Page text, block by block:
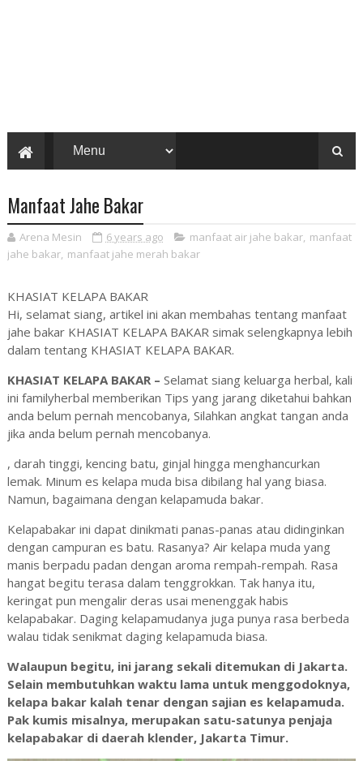
Manfaat Jahe Bakar
Arena Mesin 6 years ago manfaat air jahe bakar, manfaat
jahe bakar, manfaat jahe merah bakar
KHASIAT KELAPA BAKAR
Hi, selamat siang, artikel ini akan membahas tentang manfaat
jahe bakar KHASIAT KELAPA BAKAR simak selengkapnya lebih
dalam tentang KHASIAT KELAPA BAKAR.
KHASIAT KELAPA BAKAR – Selamat siang keluarga herbal, kali
ini familyherbal memberikan Tips yang jarang diketahui bahkan
anda belum pernah mencobanya, Silahkan angkat tangan anda
jika anda belum pernah mencobanya.
, darah tinggi, kencing batu, ginjal hingga menghancurkan
lemak. Minum es kelapa muda bisa dibilang hal yang biasa.
Namun, bagaimana dengan kelapamuda bakar.
Kelapabakar ini dapat dinikmati panas-panas atau didinginkan
dengan campuran es batu. Rasanya? Air kelapa muda yang
manis berpadu padan dengan aroma rempah-rempah. Rasa
hangat begitu terasa dalam tenggrokkan. Tak hanya itu,
keringat pun mengalir deras usai menenggak habis
kelapabakar. Daging kelapamudanya juga punya rasa berbeda
walau tidak senikmat daging kelapamuda biasa.
Walaupun begitu, ini jarang sekali ditemukan di Jakarta.
Selain membutuhkan waktu lama untuk menggodoknya,
kelapa bakar kalah tenar dengan sajian es kelapamuda.
Pak kumis misalnya, merupakan satu-satunya penjaja
kelapabakar di daerah klender, Jakarta Timur.